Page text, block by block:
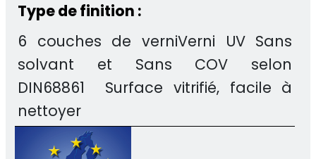
Type de finition :
6 couches de verniVerni UV Sans
solvant et Sans COV selon
DIN68861 Surface vitrifié, facile à
nettoyer